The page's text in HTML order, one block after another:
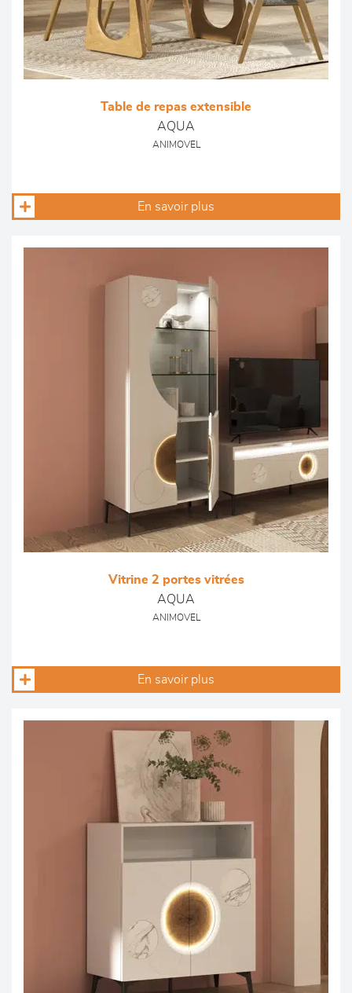
Table de repas extensible
AQUA
ANIMOVEL
En savoir plus
Vitrine 2 portes vitrées
AQUA
ANIMOVEL
En savoir plus